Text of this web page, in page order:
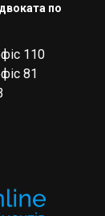
по
110
81